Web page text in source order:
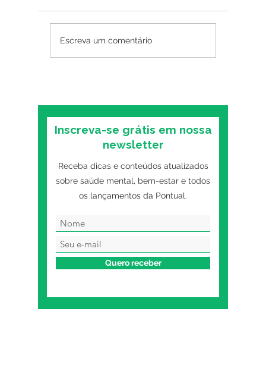
Amor-próprio: como
desenvolver de forma
Escreva um comentário
Inscreva-se grátis em nossa
newsletter
Receba dicas e conteúdos atualizados
sobre saúde mental, bem-estar e todos
os lançamentos da Pontual.
Quero receber